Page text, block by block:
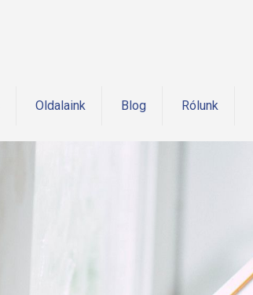
Oldalaink Blog Rólunk